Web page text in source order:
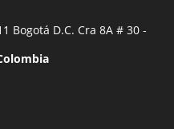
Bogotá D.C. Cra 8A # 30 -